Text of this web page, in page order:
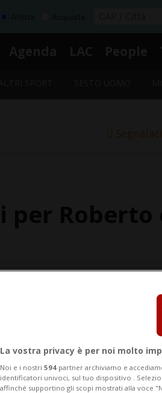
Segnalaci
La vostra privacy è per noi molto
Noi e i nostri 594 partner archiviamo e
identificatori univoci, sul tuo dispositivo .
affinché supportino gli scopi mostrati alla voce